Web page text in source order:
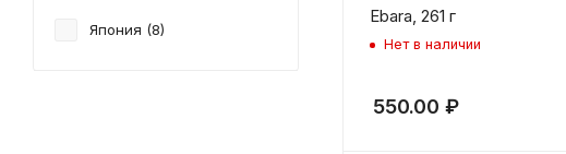
Ebara, 261 г
Нет в наличии
550.00 ₽
Япония (8)